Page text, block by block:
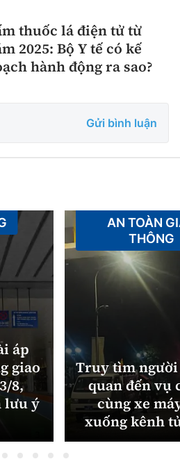
thuốc lá điện tử từ
2025: Bộ Y tế có kế
hành động ra sao?
Gửi bình luận
áp
giao
8,
lưu ý
Truy tìm
quan đến vụ
cùng xe
xuống kênh
AN TOÀN
THÔNG